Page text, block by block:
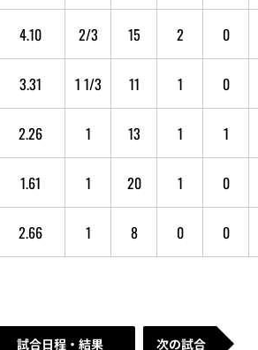
4.10 2/3 15 2 0
3.31 1 1/3 11 1 0
2.26 1 13 1 1
1.61 1 20 1 0
2.66 1 8 0 0
試合日程・結果 次の試合